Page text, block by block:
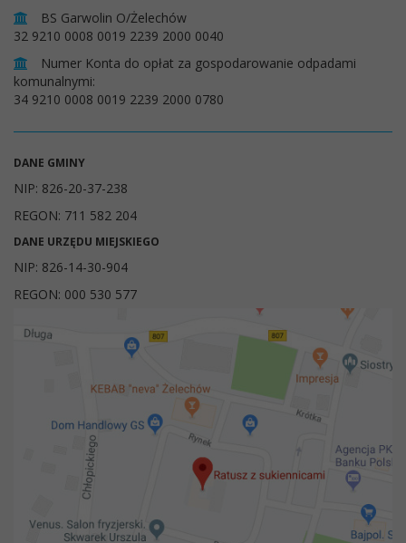
BS Garwolin O/Żelechów
32 9210 0008 0019 2239 2000 0040
Numer Konta do opłat za gospodarowanie odpadami
komunalnymi:
34 9210 0008 0019 2239 2000 0780
DANE GMINY
NIP: 826-20-37-238
REGON: 711 582 204
DANE URZĘDU MIEJSKIEGO
NIP: 826-14-30-904
REGON: 000 530 577